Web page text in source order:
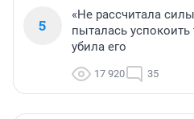
5
«Не рассчитала
пыталась
убила его
17 920 35